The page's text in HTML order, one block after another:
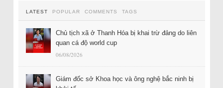
LATEST POPULAR COMMENTS TAGS
Chủ tịch xã ở Thanh Hóa bị khai trừ đảng do liên
quan cá độ world cup
06/08/2026
Giám đốc sở Khoa học và ông nghệ bắc ninh bị